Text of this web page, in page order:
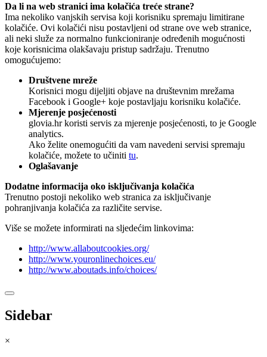
Da li na web stranici ima kolačića treće strane?
Ima nekoliko vanjskih servisa koji korisniku spremaju limitirane
kolačiće. Ovi kolačići nisu postavljeni od strane ove web stranice,
ali neki služe za normalno funkcioniranje određenih mogućnosti
koje korisnicima olakšavaju pristup sadržaju. Trenutno
omogućujemo:
Društvene mreže
Korisnici mogu dijeljiti objave na društevnim mrežama
Facebook i Google+ koje postavljaju korisniku kolačiće.
Mjerenje posjećenosti
glovia.hr koristi servis za mjerenje posjećenosti, to je Google
analytics.
Ako želite onemogućiti da vam navedeni servisi spremaju
kolačiće, možete to učiniti tu.
Oglašavanje
Dodatne informacija oko isključivanja kolačića
Trenutno postoji nekoliko web stranica za isključivanje
pohranjivanja kolačića za različite servise.
Više se možete informirati na sljedećim linkovima:
http://www.allaboutcookies.org/
http://www.youronlinechoices.eu/
http://www.aboutads.info/choices/
Sidebar
×